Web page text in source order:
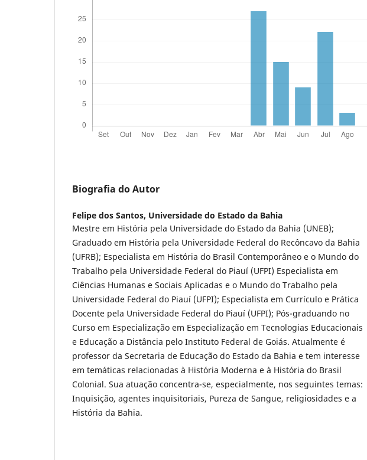
Biografia do Autor
Felipe dos Santos, Universidade do Estado da Bahia
Mestre em História pela Universidade do Estado da Bahia (UNEB);
Graduado em História pela Universidade Federal do Recôncavo da Bahia
(UFRB); Especialista em História do Brasil Contemporâneo e o Mundo do
Trabalho pela Universidade Federal do Piauí (UFPI) Especialista em
Ciências Humanas e Sociais Aplicadas e o Mundo do Trabalho pela
Universidade Federal do Piauí (UFPI); Especialista em Currículo e Prática
Docente pela Universidade Federal do Piauí (UFPI); Pós-graduando no
Curso em Especialização em Especialização em Tecnologias Educacionais
e Educação a Distância pelo Instituto Federal de Goiás. Atualmente é
professor da Secretaria de Educação do Estado da Bahia e tem interesse
em temáticas relacionadas à História Moderna e à História do Brasil
Colonial. Sua atuação concentra-se, especialmente, nos seguintes temas:
Inquisição, agentes inquisitoriais, Pureza de Sangue, religiosidades e a
História da Bahia.